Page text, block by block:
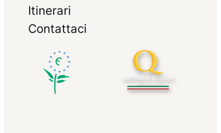
Itinerari
Contattaci